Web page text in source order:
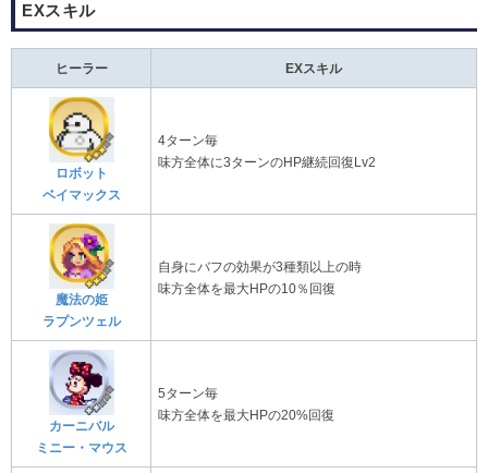
EXスキル
ヒーラー EXスキル
ロボット
ベイマックス
4ターン毎
味方全体に3ターンのHP継続回復Lv2
魔法の姫
ラプンツェル
自身にバフの効果が3種類以上の時
味方全体を最大HPの10％回復
カーニバル
ミニー・マウス
5ターン毎
味方全体を最大HPの20%回復